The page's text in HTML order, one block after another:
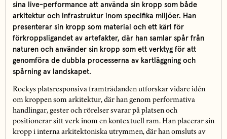
sina live-performance att använda sin kropp som både
arkitektur och infrastruktur inom specifika miljöer. Han
presenterar sin kropp som material och ett kärl för
förkroppsligandet av artefakter, där han samlar spår från
naturen och använder sin kropp som ett verktyg för att
genomföra de dubbla processerna av kartläggning och
spårning av landskapet.
Rockys platsresponsiva framträdanden utforskar vidare idén
om kroppen som arkitektur, där han genom performativa
handlingar, gester och rörelser svarar på platsen och
positionerar sitt verk inom en kontextuell ram. Han placerar sin
kropp i interna arkitektoniska utrymmen, där han omsluts av